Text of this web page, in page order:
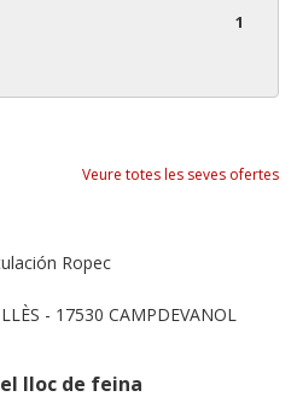
1
Veure totes les seves ofertes
Ropec
- 17530 CAMPDEVANOL
lloc de feina